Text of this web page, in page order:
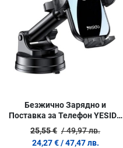
Безжично Зарядно и
Поставка за Телефон YESIDO
C197 15W Qi
25,55 € / 49,97 лв.
24,27 € / 47,47 лв.